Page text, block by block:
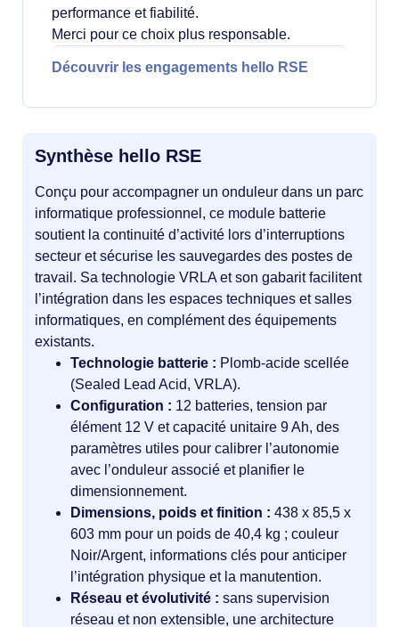
performance et fiabilité.
Merci pour ce choix plus responsable.
Découvrir les engagements hello RSE
Synthèse hello RSE
Conçu pour accompagner un onduleur dans un parc
informatique professionnel, ce module batterie
soutient la continuité d’activité lors d’interruptions
secteur et sécurise les sauvegardes des postes de
travail. Sa technologie VRLA et son gabarit facilitent
l’intégration dans les espaces techniques et salles
informatiques, en complément des équipements
existants.
Technologie batterie : Plomb‑acide scellée
(Sealed Lead Acid, VRLA).
Configuration : 12 batteries, tension par
élément 12 V et capacité unitaire 9 Ah, des
paramètres utiles pour calibrer l’autonomie
avec l’onduleur associé et planifier le
dimensionnement.
Dimensions, poids et finition : 438 x 85,5 x
603 mm pour un poids de 40,4 kg ; couleur
Noir/Argent, informations clés pour anticiper
l’intégration physique et la manutention.
Réseau et évolutivité : sans supervision
réseau et non extensible, une architecture